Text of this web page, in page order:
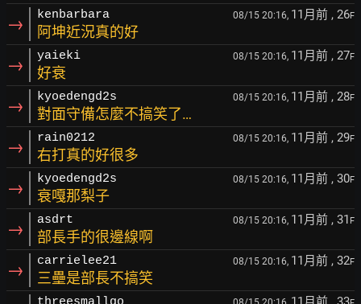
→ kenbarbara 08/15 20:16, 11月前 , 26F
阿坤近況真的好
→ yaieki 08/15 20:16, 11月前 , 27F
好衰
→ kyoedengd2s 08/15 20:16, 11月前 , 28F
對面守備怎麼不搞笑了…
→ rain0212 08/15 20:16, 11月前 , 29F
右打真的好很多
→ kyoedengd2s 08/15 20:16, 11月前 , 30F
衰嘎那梨子
→ asdrt 08/15 20:16, 11月前 , 31 F
部長手的很邊線啊
→ carrielee21 08/15 20:16, 11月前 , 32F
三壘是部長不搞笑